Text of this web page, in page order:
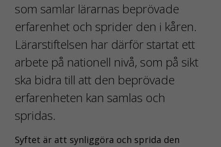
som samlar lärarnas beprövade
erfarenhet och sprider den i kåren.
Lärarstiftelsen har därför startat ett
arbete på nationell nivå, som på sikt
ska bidra till att den beprövade
erfarenheten kan samlas och
spridas.
Syftet är att synliggöra och sprida den